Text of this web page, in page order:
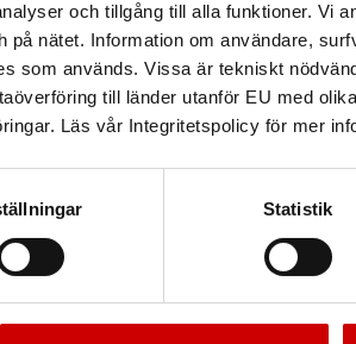
och tillgång till alla funktioner. Vi
på nätet. Information om användare,
som används. Vissa är tekniskt
till länder utanför EU med
Läs vår Integritetspolicy för mer
Statistik